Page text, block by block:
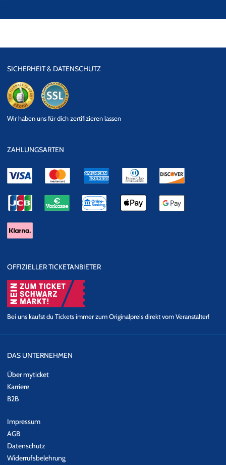
SICHERHEIT & DATENSCHUTZ
Datensicherheit
Wir haben uns für dich zertifizieren lassen
ZAHLUNGSARTEN
OFFIZIELLER TICKETANBIETER
Bei uns kaufst du Tickets immer zum Originalpreis direkt vom Veranstalter!
DAS UNTERNEHMEN
Über myticket
Karriere
B2B
Impressum
AGB
Datenschutz
Widerrufsbelehrung